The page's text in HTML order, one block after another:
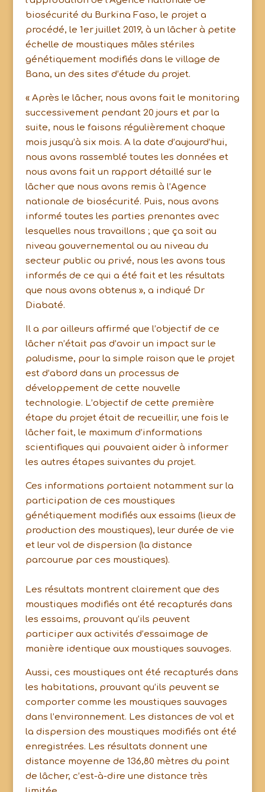
biosécurité du Burkina Faso, le projet a
procédé, le 1er juillet 2019, à un lâcher à petite
échelle de moustiques mâles stériles
génétiquement modifiés dans le village de
Bana, un des sites d’étude du projet.
« Après le lâcher, nous avons fait le monitoring
successivement pendant 20 jours et par la
suite, nous le faisons régulièrement chaque
mois jusqu’à six mois. A la date d’aujourd’hui,
nous avons rassemblé toutes les données et
nous avons fait un rapport détaillé sur le
lâcher que nous avons remis à l’Agence
nationale de biosécurité. Puis, nous avons
informé toutes les parties prenantes avec
lesquelles nous travaillons ; que ça soit au
niveau gouvernemental ou au niveau du
secteur public ou privé, nous les avons tous
informés de ce qui a été fait et les résultats
que nous avons obtenus », a indiqué Dr
Diabaté.
Il a par ailleurs affirmé que l’objectif de ce
lâcher n’était pas d’avoir un impact sur le
paludisme, pour la simple raison que le projet
est d’abord dans un processus de
développement de cette nouvelle
technologie. L’objectif de cette première
étape du projet était de recueillir, une fois le
lâcher fait, le maximum d’informations
scientifiques qui pouvaient aider à informer
les autres étapes suivantes du projet.
Ces informations portaient notamment sur la
participation de ces moustiques
génétiquement modifiés aux essaims (lieux de
production des moustiques), leur durée de vie
et leur vol de dispersion (la distance
parcourue par ces moustiques).
Les résultats montrent clairement que des
moustiques modifiés ont été recapturés dans
les essaims, prouvant qu’ils peuvent
participer aux activités d’essaimage de
manière identique aux moustiques sauvages.
Aussi, ces moustiques ont été recapturés dans
les habitations, prouvant qu’ils peuvent se
comporter comme les moustiques sauvages
dans l’environnement. Les distances de vol et
la dispersion des moustiques modifiés ont été
enregistrées. Les résultats donnent une
distance moyenne de 136,80 mètres du point
de lâcher, c’est-à-dire une distance très